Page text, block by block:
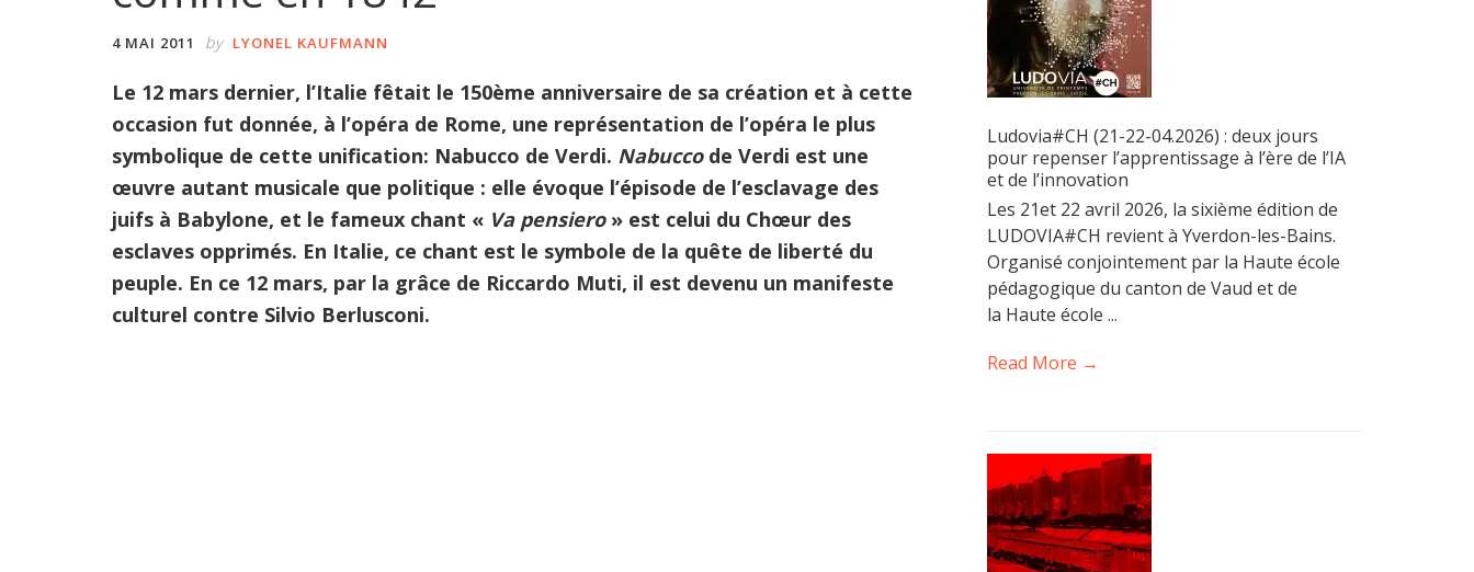
4 MAI 2011 by LYONEL KAUFMANN
Le 12 mars dernier, l’Italie fêtait le 150ème anniversaire de sa création et à cette
occasion fut donnée, à l’opéra de Rome, une représentation de l’opéra le plus
symbolique de cette unification: Nabucco de Verdi. Nabuccode Verdi est une
œuvre autant musicale que politique : elle évoque l’épisode de l’esclavage des
juifs à Babylone, et le fameux chant « Va pensiero» est celui du Chœur des
esclaves opprimés. En Italie, ce chant est le symbole de la quête de liberté du
peuple. En ce 12 mars, par la grâce de Riccardo Muti, il est devenu un manifeste
culturel contre Silvio Berlusconi.
Ludovia#CH (21-22-04.2026) : deux jours
pour repenser l’apprentissage à l’ère de l’IA
et de l’innovation
Les 21et 22 avril 2026, la sixième édition de
LUDOVIA#CH revient à Yverdon-les-Bains.
Organisé conjointement par la Haute école
pédagogique du canton de Vaud et de
la Haute école ...
Read More →